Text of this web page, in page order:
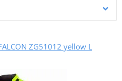
ZG51012 yellow L